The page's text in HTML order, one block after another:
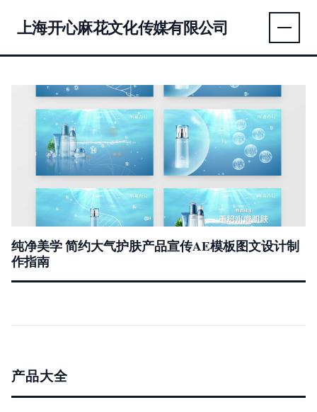
上海开心麻花文化传媒有限公司
纯净美学 简约大气护肤产品宣传AE模板图文设计制
作指南
产品大全